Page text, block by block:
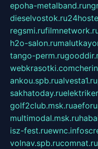
epoha-metalband.ru
dieselvostok.ru
regsmi.ru
h2o-salon.ru
tango-perm.ru
webkrasotki.com
ankou.spb.rualvesta1.ru
sakhatoday.ru
golf2club.msk.ru
multimodal.msk.ru
isz-fest.ruewnc.info
volnav.spb.rucomnat.ru